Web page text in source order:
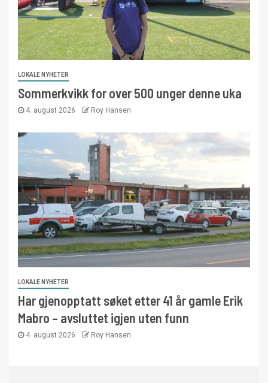
LOKALE NYHETER
Sommerkvikk for over 500 unger denne uka
4. august 2026 Roy Hansen
LOKALE NYHETER
Har gjenopptatt søket etter 41 år gamle Erik
Mabro – avsluttet igjen uten funn
4. august 2026 Roy Hansen